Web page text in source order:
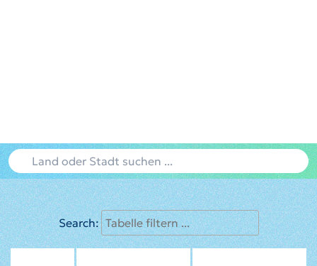
Search: